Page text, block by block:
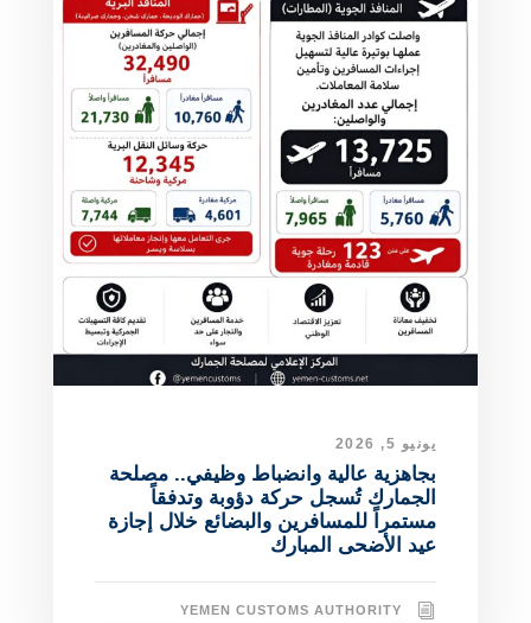
يونيو 5, 2026
بجاهزية عالية وانضباط وظيفي.. مصلحة
الجمارك تُسجل حركة دؤوبة وتدفقاً
مستمراً للمسافرين والبضائع خلال إجازة
عيد الأضحى المبارك
YEMEN CUSTOMS AUTHORITY